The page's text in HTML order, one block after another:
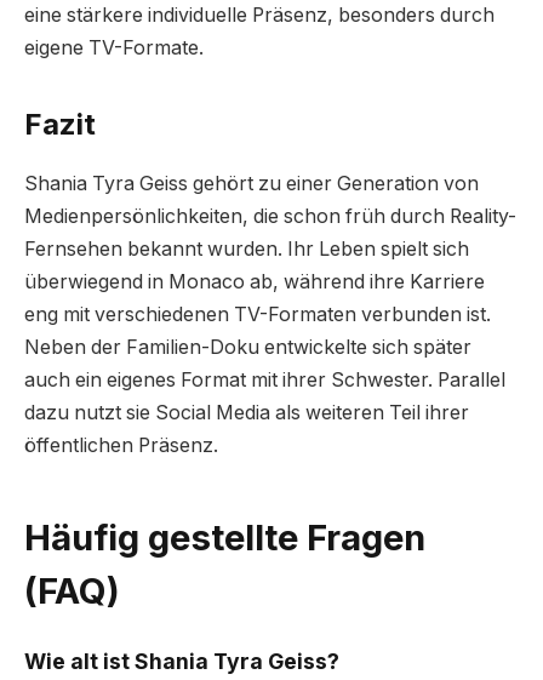
eine stärkere individuelle Präsenz, besonders durch
eigene TV-Formate.
Fazit
Shania Tyra Geiss gehört zu einer Generation von
Medienpersönlichkeiten, die schon früh durch Reality-
Fernsehen bekannt wurden. Ihr Leben spielt sich
überwiegend in Monaco ab, während ihre Karriere
eng mit verschiedenen TV-Formaten verbunden ist.
Neben der Familien-Doku entwickelte sich später
auch ein eigenes Format mit ihrer Schwester. Parallel
dazu nutzt sie Social Media als weiteren Teil ihrer
öffentlichen Präsenz.
Häufig gestellte Fragen
(FAQ)
Wie alt ist Shania Tyra Geiss?